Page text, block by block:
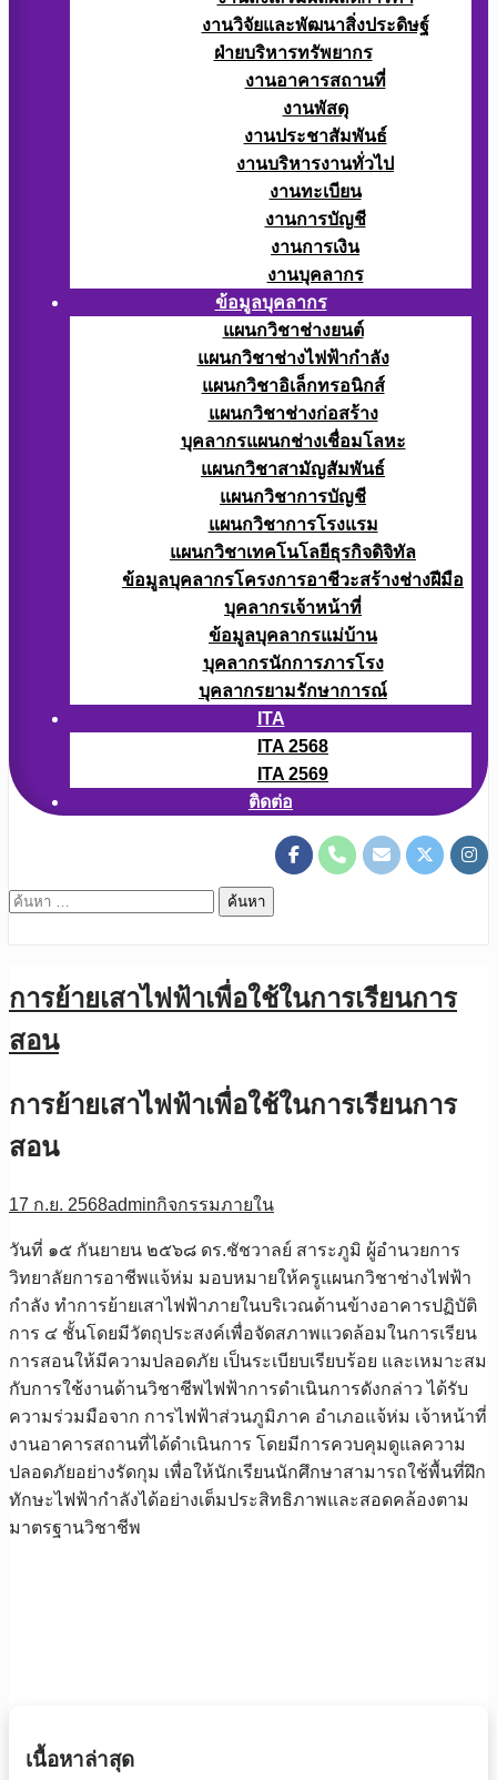
งานวิจัยและพัฒนาสิ่งประดิษฐ์
ฝ่ายบริหารทรัพยากร
งานอาคารสถานที่
งานพัสดุ
งานประชาสัมพันธ์
งานบริหารงานทั่วไป
งานทะเบียน
งานการบัญชี
งานการเงิน
งานบุคลากร
ข้อมูลบุคลากร
แผนกวิชาช่างยนต์
แผนกวิชาช่างไฟฟ้ากำลัง
แผนกวิชาอิเล็กทรอนิกส์
แผนกวิชาช่างก่อสร้าง
บุคลากรแผนกช่างเชื่อมโลหะ
แผนกวิชาสามัญสัมพันธ์
แผนกวิชาการบัญชี
แผนกวิชาการโรงแรม
แผนกวิชาเทคโนโลยีธุรกิจดิจิทัล
ข้อมูลบุคลากรโครงการอาชีวะสร้างช่างฝีมือ
บุคลากรเจ้าหน้าที่
ข้อมูลบุคลากรแม่บ้าน
บุคลากรนักการภารโรง
บุคลากรยามรักษาการณ์
ITA
ITA 2568
ITA 2569
ติดต่อ
ค้นหา
การย้ายเสาไฟฟ้าเพื่อใช้ในการเรียนการ
สอน
การย้ายเสาไฟฟ้าเพื่อใช้ในการเรียนการ
สอน
17 ก.ย. 2568adminกิจกรรมภายใน
วันที่ ๑๕ กันยายน ๒๕๖๘ ดร.ชัชวาลย์ สาระภูมิ ผู้อำนวยการ
วิทยาลัยการอาชีพแจ้ห่ม มอบหมายให้ครูแผนกวิชาช่างไฟฟ้า
กำลัง ทำการย้ายเสาไฟฟ้าภายในบริเวณด้านข้างอาคารปฏิบัติ
การ ๔ ชั้นโดยมีวัตถุประสงค์เพื่อจัดสภาพแวดล้อมในการเรียน
การสอนให้มีความปลอดภัย เป็นระเบียบเรียบร้อย และเหมาะสม
กับการใช้งานด้านวิชาชีพไฟฟ้าการดำเนินการดังกล่าว ได้รับ
ความร่วมมือจาก การไฟฟ้าส่วนภูมิภาค อำเภอแจ้ห่ม เจ้าหน้าที่
งานอาคารสถานที่ได้ดำเนินการ โดยมีการควบคุมดูแลความ
ปลอดภัยอย่างรัดกุม เพื่อให้นักเรียนนักศึกษาสามารถใช้พื้นที่ฝึก
ทักษะไฟฟ้ากำลังได้อย่างเต็มประสิทธิภาพและสอดคล้องตาม
มาตรฐานวิชาชีพ
เนื้อหาล่าสุด